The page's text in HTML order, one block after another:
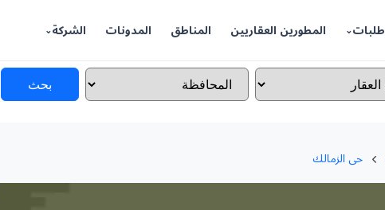
طلبات المطورين العقاريين المناطق المدونات الشركة
بحث
حى الزمالك